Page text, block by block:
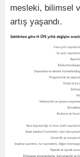
mesleki, bilimsel
artış yaşandı.